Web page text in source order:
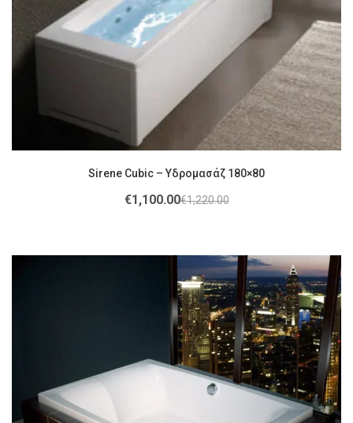
Sirene Cubic – Υδρομασάζ 180×80
€1,220.00
€1,100.00